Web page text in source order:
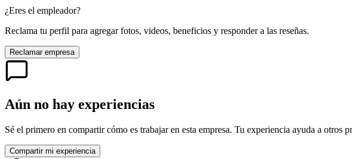
¿Eres el empleador?
Reclama tu perfil para agregar fotos, videos, beneficios y responder a las reseñas.
Reclamar empresa
Aún no hay experiencias
Sé el primero en compartir cómo es trabajar en esta empresa. Tu experiencia ayuda a otros
Compartir mi experiencia